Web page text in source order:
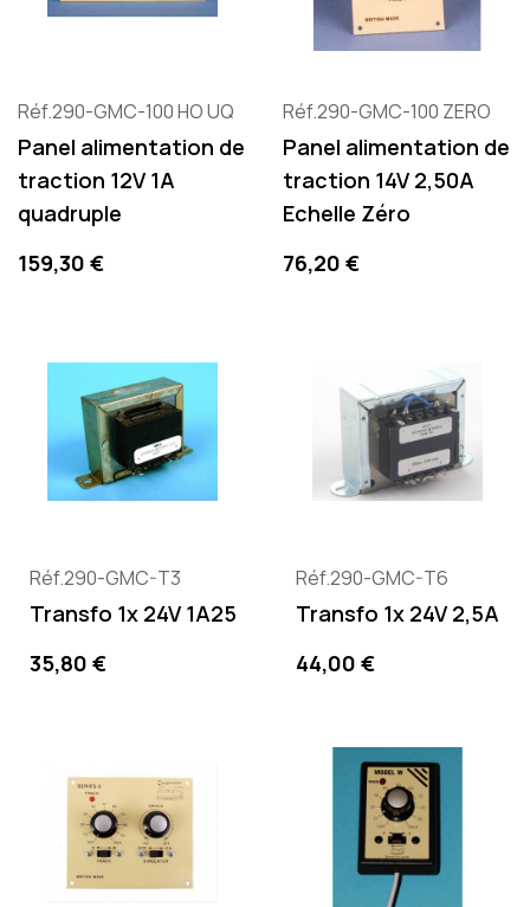
Réf.290-GMC-100 HO UQ
Panel alimentation de
traction 12V 1A
quadruple
Precio
159,30 €
Réf.290-GMC-100 ZERO
Panel alimentation de
traction 14V 2,50A
Echelle Zéro
Precio
76,20 €
Réf.290-GMC-T3
Transfo 1x 24V 1A25
Precio
35,80 €
Réf.290-GMC-T6
Transfo 1x 24V 2,5A
Precio
44,00 €